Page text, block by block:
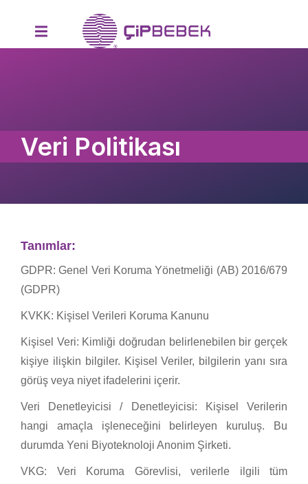
Veri Politikası
Tanımlar:
GDPR: Genel Veri Koruma Yönetmeliği (AB) 2016/679
(GDPR)
KVKK: Kişisel Verileri Koruma Kanunu
Kişisel Veri: Kimliği doğrudan belirlenebilen bir gerçek
kişiye ilişkin bilgiler. Kişisel Veriler, bilgilerin yanı sıra
görüş veya niyet ifadelerini içerir.
Veri Denetleyicisi / Denetleyicisi: Kişisel Verilerin
hangi amaçla işleneceğini belirleyen kuruluş. Bu
durumda Yeni Biyoteknoloji Anonim Şirketi.
VKG: Veri Koruma Görevlisi, verilerle ilgili tüm